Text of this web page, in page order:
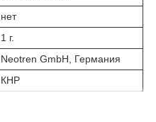
нет
1 г.
Neotren GmbH, Германия
КНР